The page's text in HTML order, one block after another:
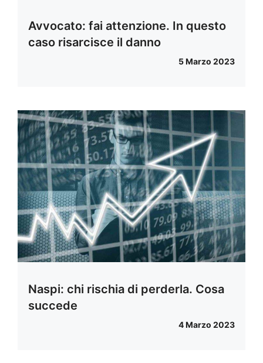
Avvocato: fai attenzione. In questo
caso risarcisce il danno
5 Marzo 2023
Naspi: chi rischia di perderla. Cosa
succede
4 Marzo 2023